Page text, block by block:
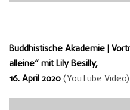
Buddhistische Akademie |
alleine“ mit Lily Besilly,
16. April 2020 (YouTube Video)